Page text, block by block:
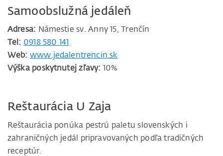
Samoobslužná jedáleň
Adresa: Námestie sv. Anny 15, Trenčín
Tel: 0918 580 141
Web: www.jedalentrencin.sk
Výška poskytnutej zľavy: 10%
Reštaurácia U Zaja
Reštaurácia ponúka pestrú paletu slovenských i
zahraničných jedál pripravovaných podľa tradičných
receptúr.